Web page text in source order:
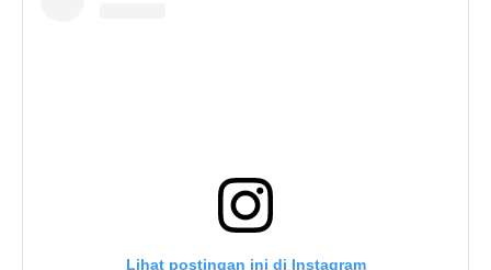
Lihat postingan ini di Instagram